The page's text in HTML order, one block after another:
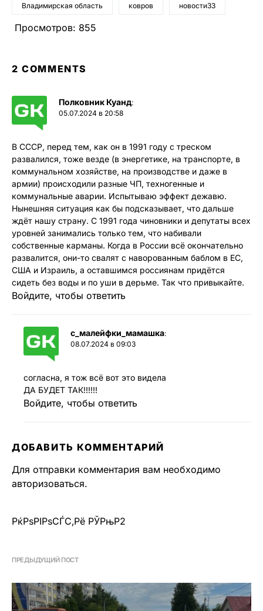
Владимирская область ковров новости33
Просмотров: 855
2 COMMENTS
Полковник Куанд:
05.07.2024 в 20:58
В СССР, перед тем, как он в 1991 году с треском
развалился, тоже везде (в энергетике, на транспорте, в
коммунальном хозяйстве, на производстве и даже в
армии) происходили разные ЧП, техногенные и
коммунальные аварии. Испытываю эффект дежавю.
Нынешняя ситуация как бы подсказывает, что дальше
ждёт нашу страну. С 1991 года чиновники и депутаты всех
уровней занимались только тем, что набивали
собственные карманы. Когда в России всё окончательно
развалится, они-то свалят с наворованным баблом в ЕС,
США и Израиль, а оставшимся россиянам придётся
сидеть без воды и по уши в дерьме. Так что привыкайте.
Войдите, чтобы ответить
с_малейфки_мамашка:
08.07.2024 в 09:03
согласна, я тож всё вот это видела
ДА БУДЕТ ТАК!!!!!!
Войдите, чтобы ответить
ДОБАВИТЬ КОММЕНТАРИЙ
Для отправки комментария вам необходимо
авторизоваться.
РќРѕРІРѕСЃС‚Рё РЎРњР2
ПРЕДЫДУЩИЙ ПОСТ